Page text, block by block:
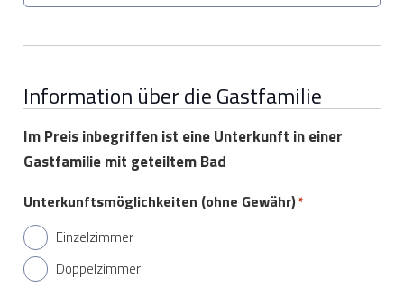
Information über die Gastfamilie
Im Preis inbegriffen ist eine Unterkunft in einer
Gastfamilie mit geteiltem Bad
Unterkunftsmöglichkeiten (ohne Gewähr)*
Einzelzimmer
Doppelzimmer